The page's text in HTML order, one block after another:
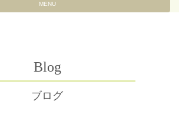
MENU
Blog
ブログ